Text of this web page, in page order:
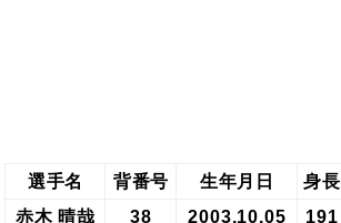
選手名 背番号 生年月日 身長
赤木 晴哉
38 2003.10.05 191